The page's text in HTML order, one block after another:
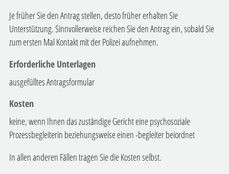
Je früher Sie den Antrag stellen, desto früher erhalten Sie
Unterstützung. Sinnvollerweise reichen Sie den Antrag ein, sobald Sie
zum ersten Mal Kontakt mit der Polizei aufnehmen.
Erforderliche Unterlagen
ausgefülltes Antragsformular
Kosten
keine, wenn Ihnen das zuständige Gericht eine psychosoziale
Prozessbegleiterin beziehungsweise einen -begleiter beiordnet
In allen anderen Fällen tragen Sie die Kosten selbst.